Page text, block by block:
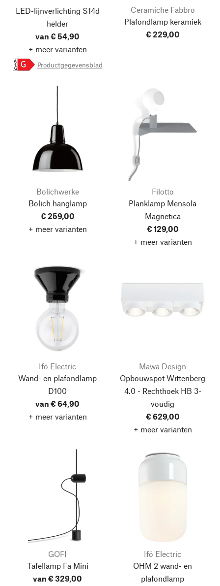
LED-lijnverlichting S14d
helder
van € 54,90
+ meer varianten
G
A
G Productgegevensblad
Ceramiche Fabbro
Plafondlamp keramiek
€ 229,00
Bolichwerke
Bolich hanglamp
€ 259,00
+ meer varianten
Filotto
Planklamp Mensola
Magnetica
€ 129,00
+ meer varianten
Ifö Electric
Wand- en plafondlamp
D100
van € 64,90
+ meer varianten
Mawa Design
Opbouwspot Wittenberg
4.0 - Rechthoek HB 3-
voudig
€ 629,00
+ meer varianten
GOFI
Tafellamp Fa Mini
van € 329,00
Ifö Electric
OHM 2 wand- en
plafondlamp